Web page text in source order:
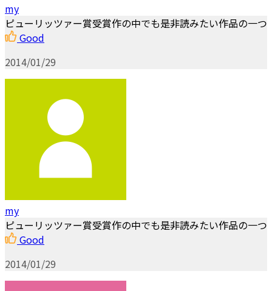
my
ピューリッツァー賞受賞作の中でも是非読みたい作品の一つ
Good
2014/01/29
my
ピューリッツァー賞受賞作の中でも是非読みたい作品の一つ
Good
2014/01/29